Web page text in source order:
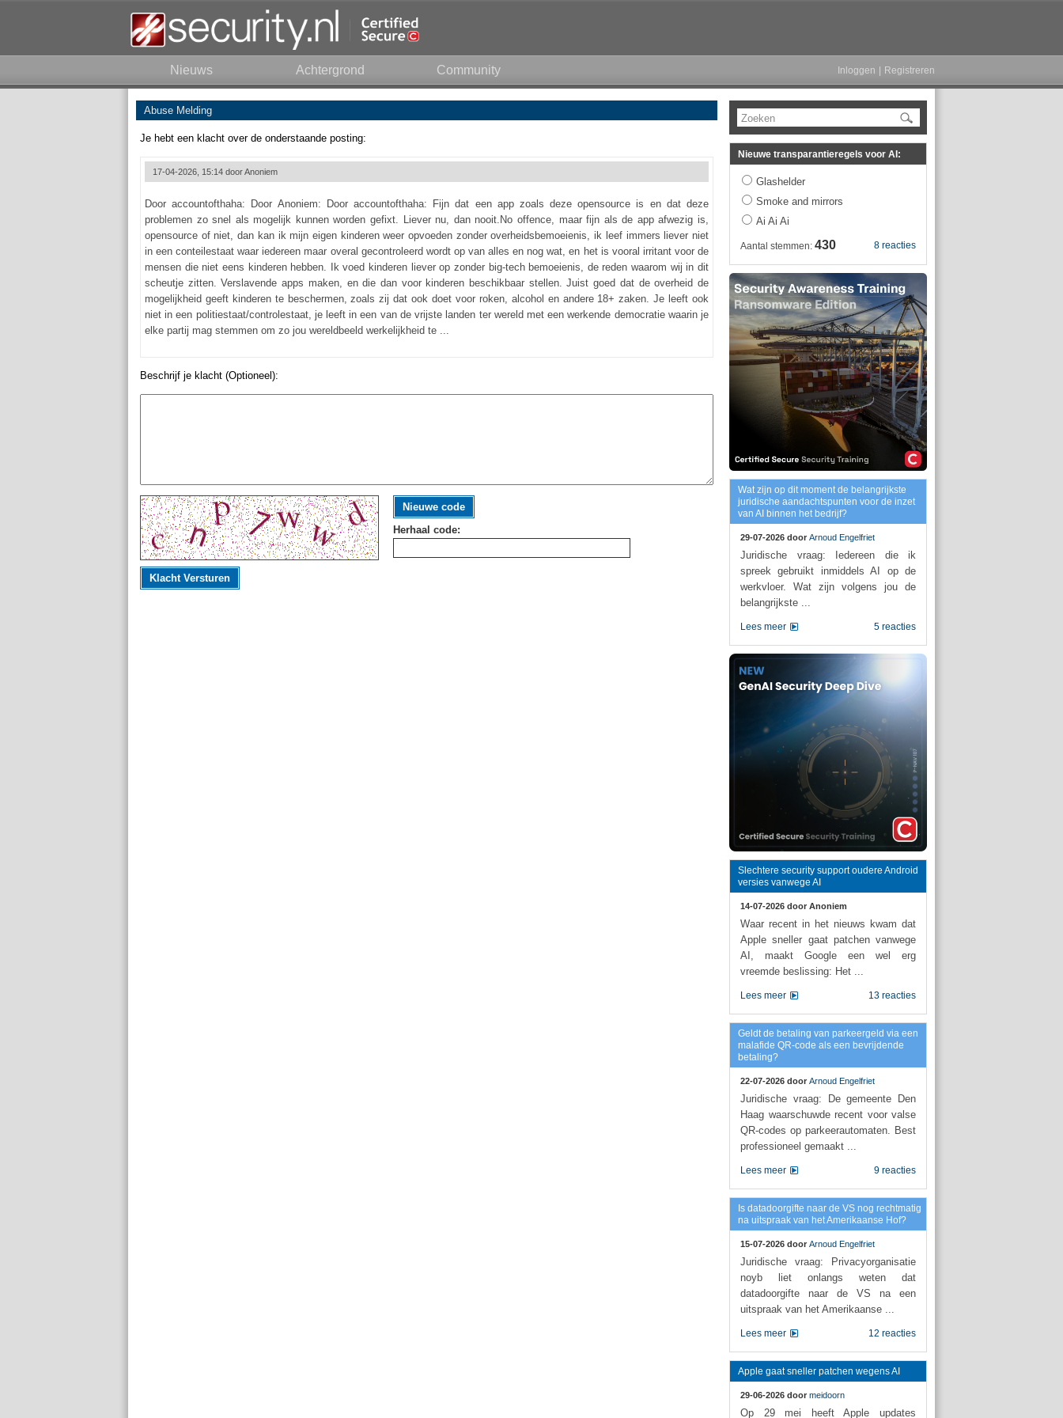
Nieuws Achtergrond Community Inloggen Registreren
Abuse Melding
Je hebt een klacht over de onderstaande posting:
17-04-2026, 15:14 doorAnoniem
Door accountofthaha: Door Anoniem: Door accountofthaha: Fijn dat een app zoals deze opensource is en dat deze
problemen zo snel als mogelijk kunnen worden gefixt. Liever nu, dan nooit.No offence, maar fijn als de app afwezig is,
opensource of niet, dan kan ik mijn eigen kinderen weer opvoeden zonder overheidsbemoeienis, ik leef immers liever niet
in een conteilestaat waar iedereen maar overal gecontroleerd wordt op van alles en nog wat, en het is vooral irritant voor de
mensen die niet eens kinderen hebben. Ik voed kinderen liever op zonder big-tech bemoeienis, de reden waarom wij in dit
scheutje zitten. Verslavende apps maken, en die dan voor kinderen beschikbaar stellen. Juist goed dat de overheid de
mogelijkheid geeft kinderen te beschermen, zoals zij dat ook doet voor roken, alcohol en andere 18+ zaken. Je leeft ook
niet in een politiestaat/controlestaat, je leeft in een van de vrijste landen ter wereld met een werkende democratie waarin je
elke partij mag stemmen om zo jou wereldbeeld werkelijkheid te ...
Beschrijf je klacht (Optioneel):
Nieuwe code
Herhaal code:
Klacht Versturen
Zoeken
Nieuwe transparantieregels voor AI:
Glashelder
Smoke and mirrors
Ai Ai Ai
8 reacties
Aantal stemmen: 430
Wat zijn op dit moment de belangrijkste
juridische aandachtspunten voor de inzet
van AI binnen het bedrijf?
29-07-2026 door Arnoud Engelfriet
Juridische vraag: Iedereen die ik
spreek gebruikt inmiddels AI op de
werkvloer. Wat zijn volgens jou de
belangrijkste ...
5 reacties
Lees meer
Slechtere security support oudere Android
versies vanwege AI
14-07-2026 door Anoniem
Waar recent in het nieuws kwam dat
Apple sneller gaat patchen vanwege
AI, maakt Google een wel erg
vreemde beslissing: Het ...
13 reacties
Lees meer
Geldt de betaling van parkeergeld via een
malafide QR-code als een bevrijdende
betaling?
22-07-2026 door Arnoud Engelfriet
Juridische vraag: De gemeente Den
Haag waarschuwde recent voor valse
QR-codes op parkeerautomaten. Best
professioneel gemaakt ...
9 reacties
Lees meer
Is datadoorgifte naar de VS nog rechtmatig
na uitspraak van het Amerikaanse Hof?
15-07-2026 door Arnoud Engelfriet
Juridische vraag: Privacyorganisatie
noyb liet onlangs weten dat
datadoorgifte naar de VS na een
uitspraak van het Amerikaanse ...
12 reacties
Lees meer
Apple gaat sneller patchen wegens AI
29-06-2026 door meidoorn
Op 29 mei heeft Apple updates